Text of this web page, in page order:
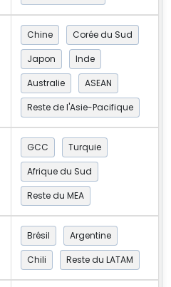
Chine
Corée du Sud
Japon
Inde
Australie
ASEAN
Reste de l'Asie-Pacifique
GCC
Turquie
Afrique du Sud
Reste du MEA
Brésil
Argentine
Chili
Reste du LATAM